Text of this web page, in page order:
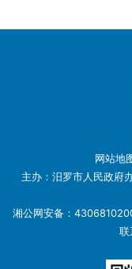
网站地
主办：汨罗市人民政
湘公网安备：
联